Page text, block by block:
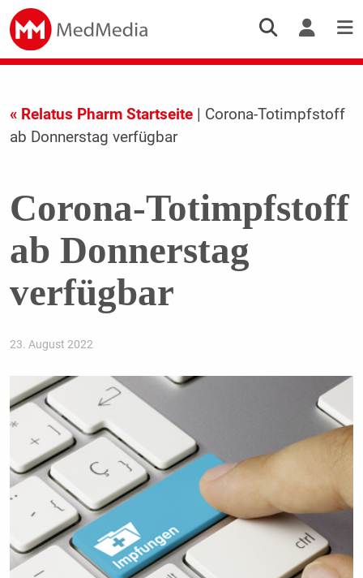
« Relatus Pharm Startseite| Corona-Totimpfstoff
ab Donnerstag verfügbar
Corona-Totimpfstoff
ab Donnerstag
verfügbar
23. August 2022